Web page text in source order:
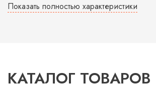
Показать полностью характеристики
КАТАЛОГ ТОВАРОВ